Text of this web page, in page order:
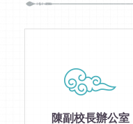
陳副校長辦公室